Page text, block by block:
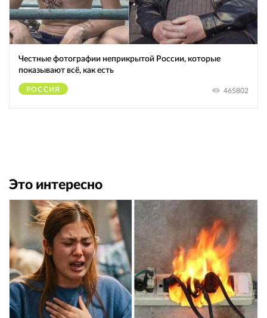
Честные фотографии неприкрытой России, которые
показывают всё, как есть
РОССИЯ 465802
Это интересно